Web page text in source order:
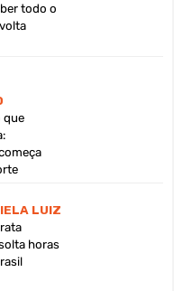
todo o
que
LUIZ
horas